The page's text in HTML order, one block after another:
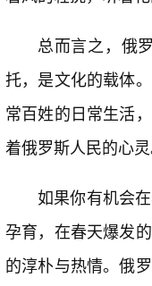
总而言之，俄
托，是文化的载体
常百姓的日常生活
着俄罗斯人民的心灵
如果你有机会
孕育，在春天爆发
的淳朴与热情。俄